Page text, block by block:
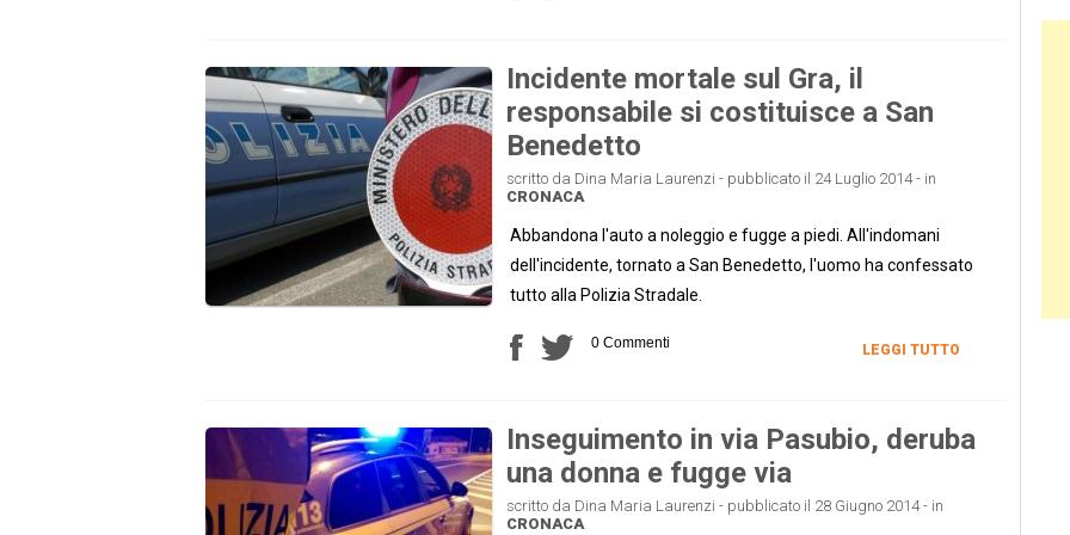
Incidente mortale sul Gra, il
responsabile si costituisce a San
Benedetto
scritto da Dina Maria Laurenzi - pubblicato il 24 Luglio 2014 - in
CRONACA
Abbandona l'auto a noleggio e fugge a piedi. All'indomani
dell'incidente, tornato a San Benedetto, l'uomo ha confessato
tutto alla Polizia Stradale.
0 Commenti LEGGI TUTTO
Inseguimento in via Pasubio, deruba
una donna e fugge via
scritto da Dina Maria Laurenzi - pubblicato il 28 Giugno 2014 - in
CRONACA